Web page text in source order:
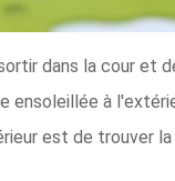
dans la cour et
ensoleillée à
est de trouver la